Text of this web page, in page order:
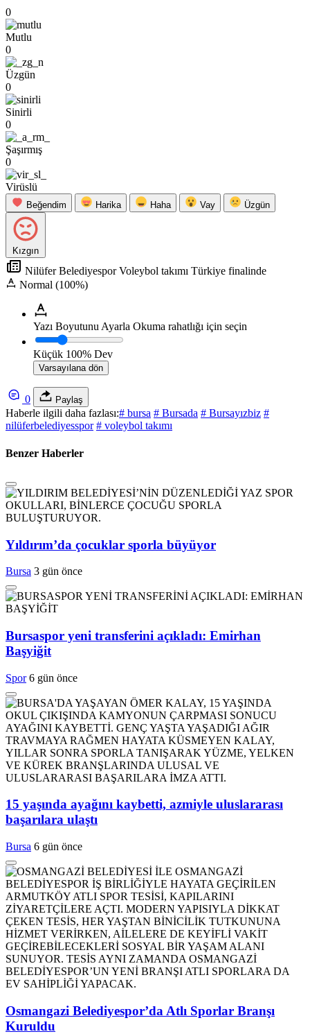
0
Mutlu
0
Üzgün
0
Sinirli
0
Şaşırmış
0
Virüslü
Beğendim Harika Haha Vay Üzgün
Kızgın
Nilüfer Belediyespor Voleybol takımı Türkiye finalinde
Normal (100%)
Yazı Boyutunu Ayarla Okuma rahatlığı için seçin
Küçük 100% Dev
Varsayılana dön
0 Paylaş
Haberle ilgili daha fazlası:# bursa # Bursada # Bursayızbiz #
nilüferbelediyesspor # voleybol takımı
Benzer Haberler
Yıldırım’da çocuklar sporla büyüyor
Bursa 3 gün önce
Bursaspor yeni transferini açıkladı: Emirhan
Başyiğit
Spor 6 gün önce
15 yaşında ayağını kaybetti, azmiyle uluslararası
başarılara ulaştı
Bursa 6 gün önce
Osmangazi Belediyespor’da Atlı Sporlar Branşı
Kuruldu